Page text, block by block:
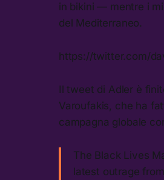
in bikini — mentre i
del Mediterraneo.
https://twitter.com/
Il tweet di Adler è
Varoufakis, che ha
campagna globale
The Black Lives
latest outrage